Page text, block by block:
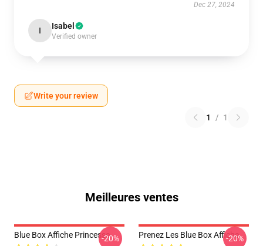
Dec 27, 2024
I Isabel
Verified owner
Write your review
1 / 1
Meilleures ventes
Blue Box Affiche Princesse-20% Prenez Les Blue Box Affiche
-20%